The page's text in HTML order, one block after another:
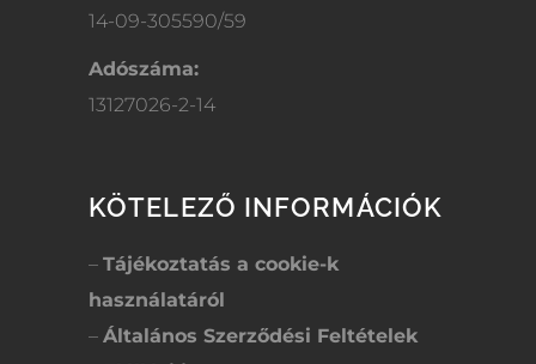
14-09-305590/59
Adószáma:
13127026-2-14
KÖTELEZŐ INFORMÁCIÓK
– Tájékoztatás a cookie-k
használatáról
– Általános Szerződési Feltételek